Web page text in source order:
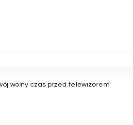
wolny czas przed telewizorem